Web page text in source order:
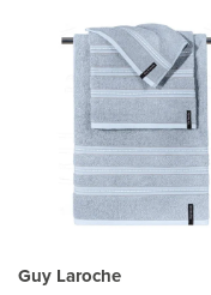
Guy Laroche